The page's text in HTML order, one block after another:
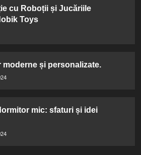
cu Roboții și Jucăriile
Toys
moderne și personalizate.
mic: sfaturi și idei